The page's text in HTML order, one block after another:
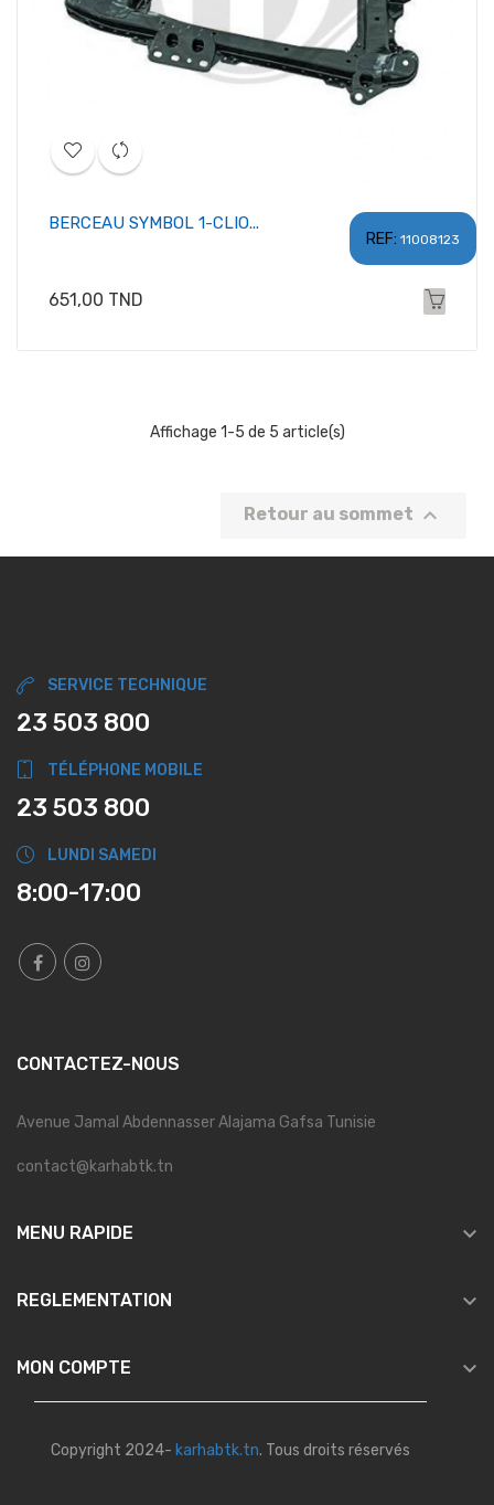
REF: 11008123
BERCEAU SYMBOL 1-CLIO...
Prix
651,00 TND
Affichage 1-5 de 5 article(s)
Retour au sommet 
SERVICE TECHNIQUE
23 503 800
TÉLÉPHONE MOBILE
23 503 800
LUNDI SAMEDI
8:00-17:00
CONTACTEZ-NOUS
Avenue Jamal Abdennasser Alajama Gafsa Tunisie
contact@karhabtk.tn
MENU RAPIDE 
REGLEMENTATION 
MON COMPTE 
Copyright 2024- karhabtk.tn. Tous droits réservés